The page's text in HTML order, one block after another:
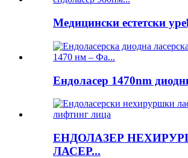
Медицински естетски
Ендоласер 1470nm
ЕНДОЛАЗЕР
ЛАСЕР...